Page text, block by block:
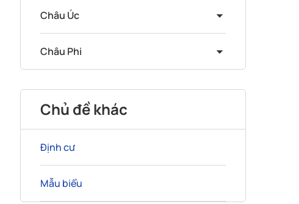
Châu Úc
Châu Phi
Chủ đề khác
Định cư
Mẫu biểu